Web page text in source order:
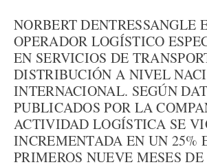
NORBERT DENTRESSANGLE
OPERADOR LOGÍSTICO
EN SERVICIOS DE
DISTRIBUCIÓN A NIVEL
INTERNACIONAL. SEGÚN
PUBLICADOS POR LA
ACTIVIDAD LOGÍSTICA SE
INCREMENTADA EN UN 25%
PRIMEROS NUEVE MESES DE